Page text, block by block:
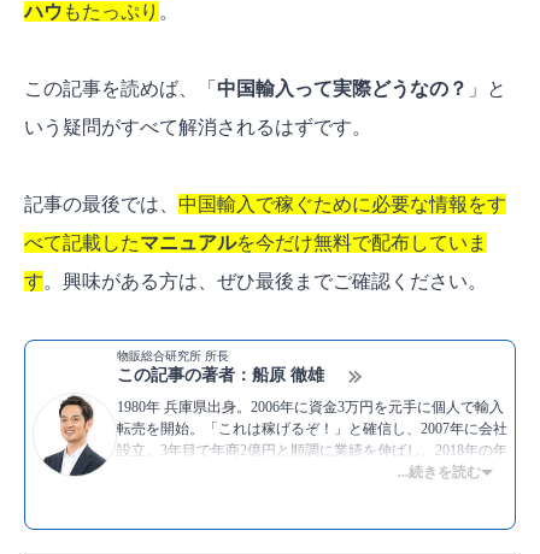
ハウ もたっぷり 。
この記事を読めば、「 中国輸入って実際どうなの？ 」と
いう疑問がすべて解消されるはずです。
記事の最後では、 中国輸入で稼ぐために必要な情報をす
べて記載したマニュアルを今だけ無料で配布していま
す。興味がある方は、ぜひ最後までご確認ください。
物販総合研究所 所長
この記事の著者：船原 徹雄
1980年 兵庫県出身。2006年に資金3万円を元手に個人で輸入
転売を開始。「これは稼げるぞ！」と確信し、2007年に会社
設立。3年目で年商2億円と順調に業績を伸ばし、2018年の年
商は14億円。自分で物販ビジネスをしながら情報発信も行
...続きを読む